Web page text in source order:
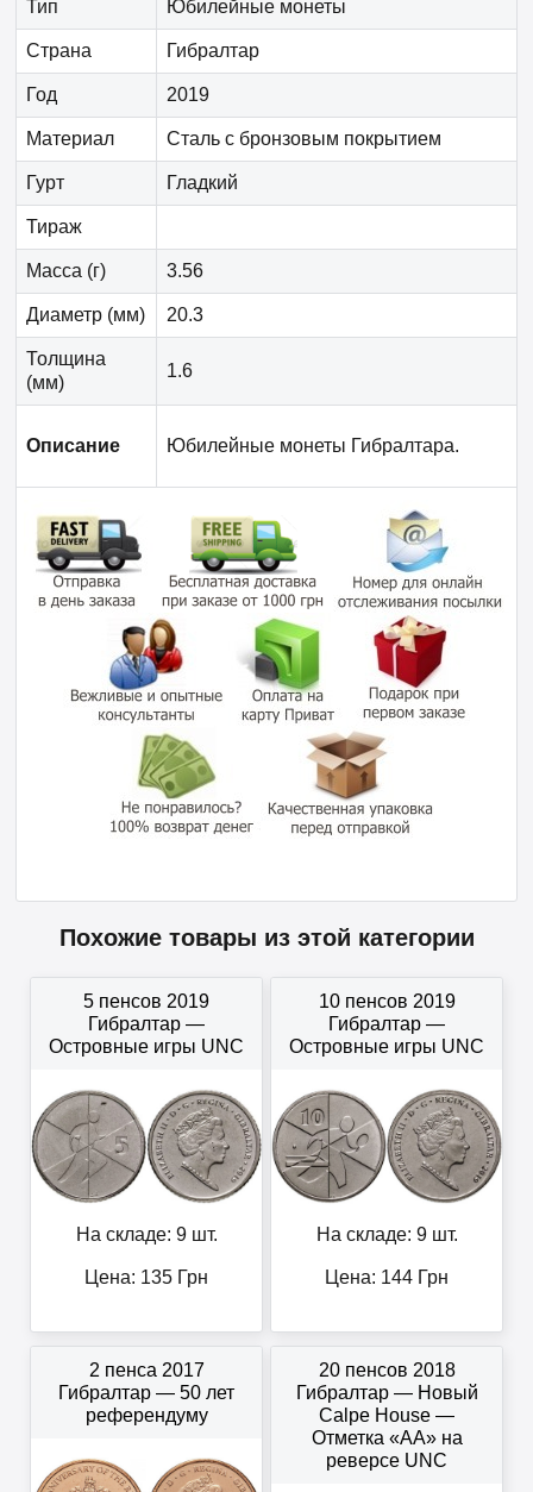
Тип Юбилейные монеты
Страна Гибралтар
Год 2019
Материал Сталь с бронзовым покрытием
Гурт Гладкий
Тираж
Масса (г) 3.56
Диаметр (мм) 20.3
Толщина
(мм)
1.6
Описание Юбилейные монеты Гибралтара.
Похожие товары из этой категории
5 пенсов 2019
Гибралтар —
Островные игры UNC
На складе: 9 шт.
Цена: 135 Грн
10 пенсов 2019
Гибралтар —
Островные игры UNC
На складе: 9 шт.
Цена: 144 Грн
2 пенса 2017
Гибралтар — 50 лет
референдуму
20 пенсов 2018
Гибралтар — Новый
Calpe House —
Отметка «AA» на
реверсе UNC